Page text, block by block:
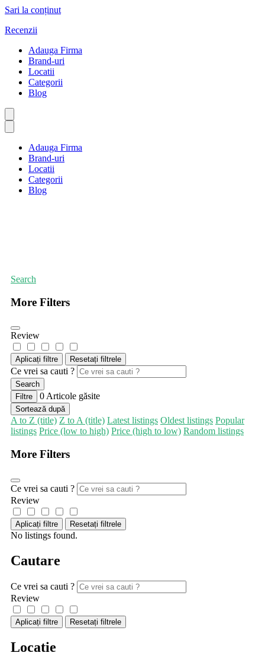
Sari la conținut
Recenzii
Adauga Firma
Brand-uri
Locatii
Categorii
Blog
Adauga Firma
Brand-uri
Locatii
Categorii
Blog
Search
More Filters
Review
Aplicați filtre Resetați filtrele
Ce vrei sa cauti ?
Search
Filtre
0 Articole găsite
Sortează după
A to Z (title) Z to A (title) Latest listings Oldest listings Popular
listings Price (low to high) Price (high to low) Random listings
More Filters
Ce vrei sa cauti ?
Review
Aplicați filtre Resetați filtrele
No listings found.
Cautare
Ce vrei sa cauti ?
Review
Aplicați filtre Resetați filtrele
Locatie